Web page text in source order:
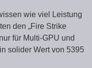
wie viel Leistung
den „Fire Strike
für Multi-GPU und
solider Wert von 5395